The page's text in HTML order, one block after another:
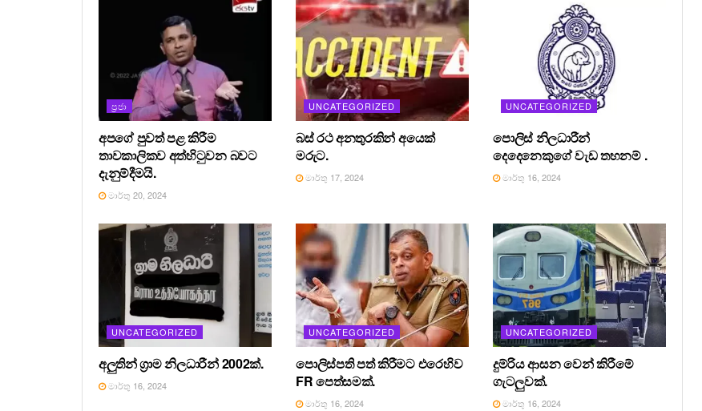
ප්‍රජා
අපගේ පුවත් පළ කිරීම
තාවකාලිකව අත්හිටුවන බවට
දැනුම්දීමයි.
මාර්තු 20, 2024
UNCATEGORIZED
බස් රථ අනතුරකින් අයෙක්
මරුට.
මාර්තු 17, 2024
UNCATEGORIZED
පොලිස් නිලධාරීන්
දෙදෙනෙකුගේ වැඩ තහනම් .
මාර්තු 16, 2024
UNCATEGORIZED
අලුතින් ග්‍රාම නිලධාරීන් 2002ක්.
මාර්තු 16, 2024
UNCATEGORIZED
පොලිස්පති පත් කිරීමට එරෙහිව
FR පෙත්සමක්.
මාර්තු 16, 2024
UNCATEGORIZED
දුම්රිය ආසන වෙන් කිරීමේ
ගැටලුවක්.
මාර්තු 16, 2024